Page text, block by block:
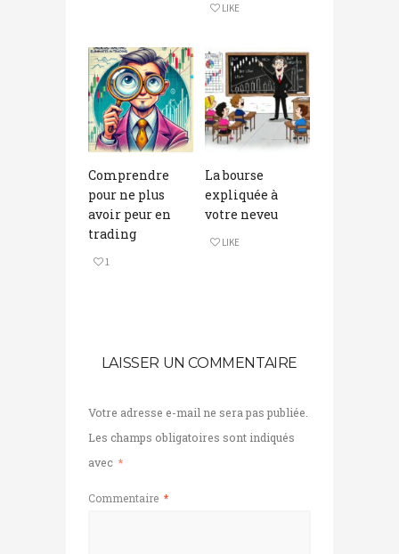
LIKE
Comprendre
pour ne plus
avoir peur en
trading
1
La bourse
expliquée à
votre neveu
LIKE
LAISSER UN COMMENTAIRE
Votre adresse e-mail ne sera pas publiée.
Les champs obligatoires sont indiqués
avec *
Commentaire *